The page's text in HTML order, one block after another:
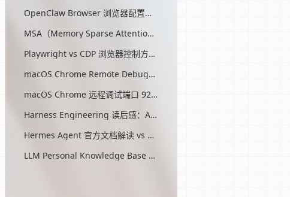
OpenClaw Browser 浏览器配置指南
MSA（Memory Sparse Attention）— 突破 AI 记忆瓶颈的开源方案
Playwright vs CDP 浏览器控制方式对比
macOS Chrome Remote Debugging 配置
macOS Chrome 远程调试端口 9222 启动问题与最终解决方案
Harness Engineering 读后感：AI工程的第三次范式转移
Hermes Agent 官方文档解读 vs OpenClaw
LLM Personal Knowledge Base Pattern (Karpathy)